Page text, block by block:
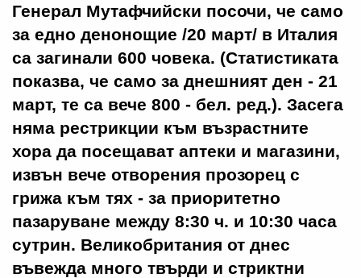
Генерал Мутафчийски посочи, че само
за едно денонощие /20 март/ в Италия
са загинали 600 човека. (Статистиката
показва, че само за днешният ден - 21
март, те са вече 800 - бел. ред.). Засега
няма рестрикции към възрастните
хора да посещават аптеки и магазини,
извън вече отворения прозорец с
грижа към тях - за приоритетно
пазаруване между 8:30 ч. и 10:30 часа
сутрин. Великобритания от днес
въвежда много твърди и стриктни